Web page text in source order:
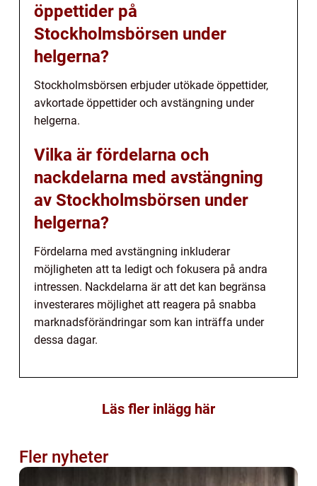
öppettider på
Stockholmsbörsen under
helgerna?
Stockholmsbörsen erbjuder utökade öppettider,
avkortade öppettider och avstängning under
helgerna.
Vilka är fördelarna och
nackdelarna med avstängning
av Stockholmsbörsen under
helgerna?
Fördelarna med avstängning inkluderar
möjligheten att ta ledigt och fokusera på andra
intressen. Nackdelarna är att det kan begränsa
investerares möjlighet att reagera på snabba
marknadsförändringar som kan inträffa under
dessa dagar.
Läs fler inlägg här
Fler nyheter